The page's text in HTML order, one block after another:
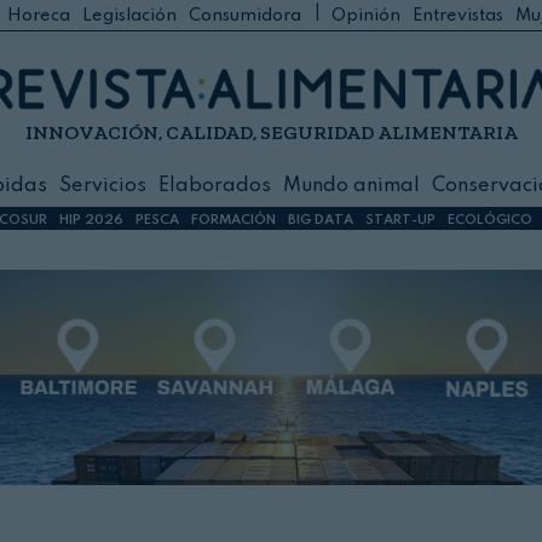
Horeca Legislación Consumidora Opinión Entrevistas
INNOVACIÓN, CALIDAD, SEGURIDAD ALIMENTARIA
Servicios Elaborados Mundo animal
Foodservice
primas
HIP 2026 PESCA FORMACIÓN BIG DATA START-UP ECOLÓGICO